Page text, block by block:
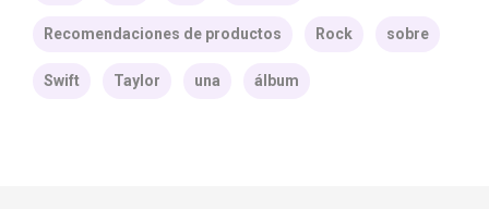
Recomendaciones de productos Rock sobre
Swift Taylor una álbum